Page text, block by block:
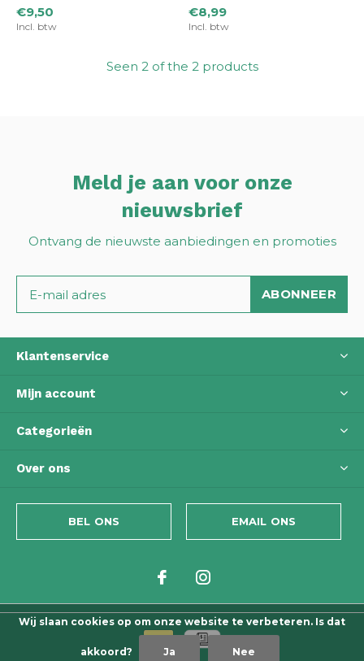
€9,50
Incl. btw
€8,99
Incl. btw
Seen 2 of the 2 products
Meld je aan voor onze
nieuwsbrief
Ontvang de nieuwste aanbiedingen en promoties
ABONNEER
Klantenservice
Mijn account
Categorieën
Over ons
BEL ONS EMAIL ONS
Wij slaan cookies op om onze website te verbeteren. Is dat
akkoord? Ja Nee